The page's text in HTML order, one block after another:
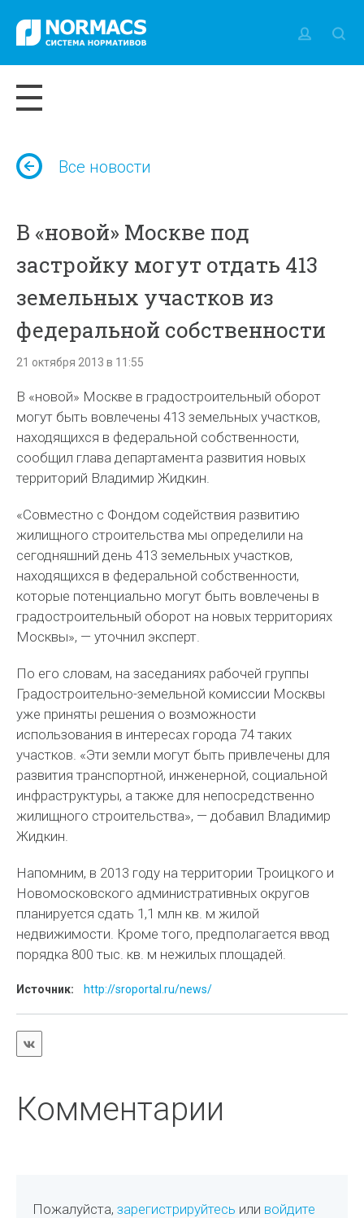
Все новости
В «новой» Москве под
застройку могут отдать 413
земельных участков из
федеральной собственности
21 октября 2013 в 11:55
В «новой» Москве в градостроительный оборот
могут быть вовлечены 413 земельных участков,
находящихся в федеральной собственности,
сообщил глава департамента развития новых
территорий Владимир Жидкин.
«Совместно с Фондом содействия развитию
жилищного строительства мы определили на
сегодняшний день 413 земельных участков,
находящихся в федеральной собственности,
которые потенциально могут быть вовлечены в
градостроительный оборот на новых территориях
Москвы», — уточнил эксперт.
По его словам, на заседаниях рабочей группы
Градостроительно-земельной комиссии Москвы
уже приняты решения о возможности
использования в интересах города 74 таких
участков. «Эти земли могут быть привлечены для
развития транспортной, инженерной, социальной
инфраструктуры, а также для непосредственно
жилищного строительства», — добавил Владимир
Жидкин.
Напомним, в 2013 году на территории Троицкого и
Новомосковского административных округов
планируется сдать 1,1 млн кв. м жилой
недвижимости. Кроме того, предполагается ввод
порядка 800 тыс. кв. м нежилых площадей.
Источник: http://sroportal.ru/news/
Комментарии
Пожалуйста,зарегистрируйтесь или войдите